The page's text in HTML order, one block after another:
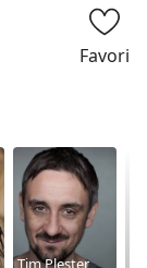
Favori
Tim Plester